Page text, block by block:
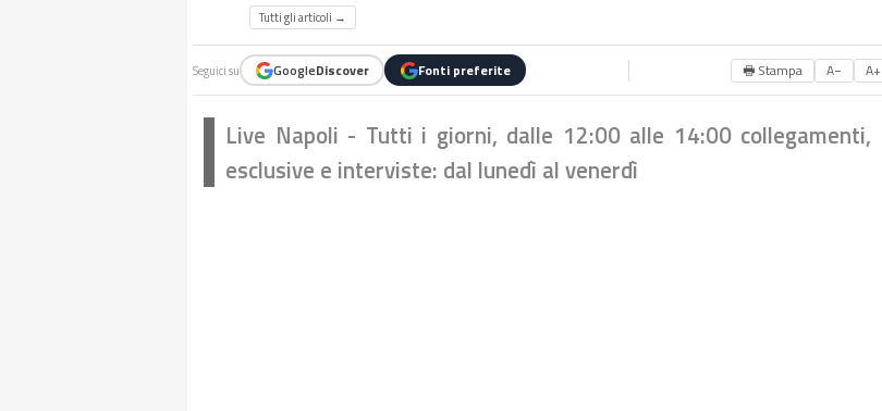
Tutti gli articoli →
Seguici su GoogleDiscover Fonti preferite 🖶 Stampa A− A+
Live Napoli - Tutti i giorni, dalle 12:00 alle 14:00 collegamenti,
esclusive e interviste: dal lunedì al venerdì